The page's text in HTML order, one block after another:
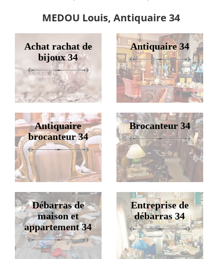
MEDOU Louis, Antiquaire 34
Achat rachat de
bijoux 34
Antiquaire 34
Antiquaire
brocanteur 34
Brocanteur 34
Débarras de
maison et
appartement 34
Entreprise de
débarras 34